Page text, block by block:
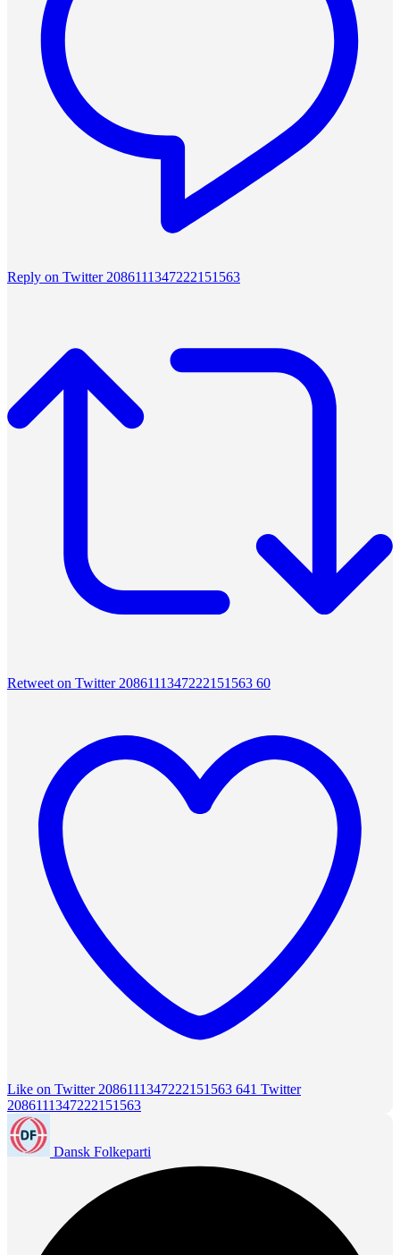
Reply on Twitter 2086111347222151563
Retweet on Twitter 2086111347222151563 60
Like on Twitter 2086111347222151563 641 Twitter
2086111347222151563
Dansk Folkeparti